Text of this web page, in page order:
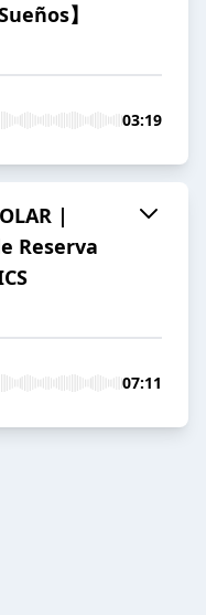
】
03:19
|
Reserva
07:11